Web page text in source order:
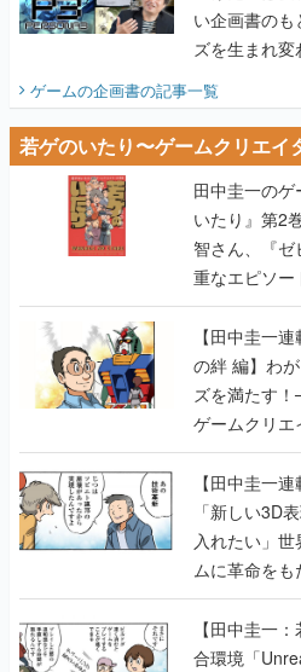
い企画書のも
ズを生まれ
ビュー】
ゲームの企画書の記事一覧
若ゲのいたり〜ゲームクリエイ
田中圭一の
いたり』第2
智さん、『
重なエピソー
【田中圭一連
の絆 編】わ
ズを満たす！
ゲームクリエ
【若ゲのいた
【田中圭一
「新しい3D
入れたい」
ムに革命を
のいたり】
【田中圭一
合環境「